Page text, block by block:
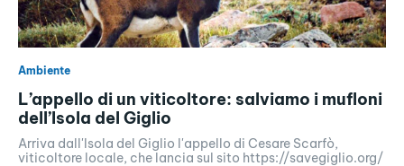
Ambiente
L’appello di un viticoltore: salviamo i mufloni
dell’Isola del Giglio
Arriva dall'Isola del Giglio l'appello di Cesare Scarfò,
viticoltore locale, che lancia sul sito https://savegiglio.org/